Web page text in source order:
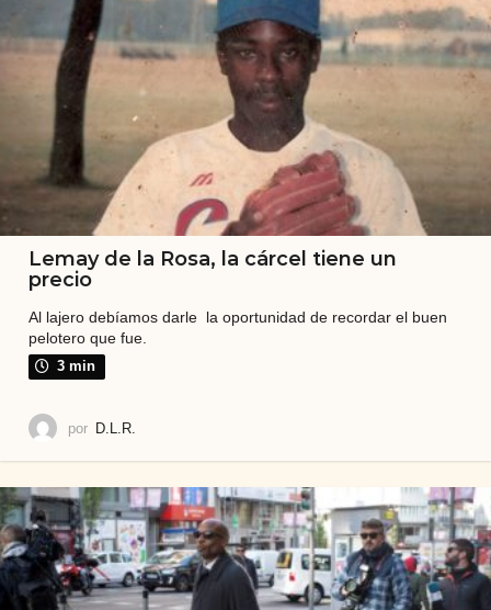
Lemay de la Rosa, la cárcel tiene un
precio
Al lajero debíamos darle la oportunidad de recordar el buen
pelotero que fue.
3 min
por D.L.R.